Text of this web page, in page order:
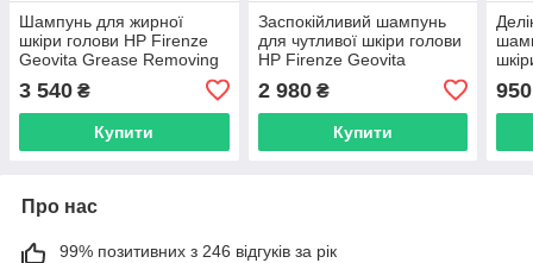
Шампунь для жирної
шкіри голови HP Firenze
Geovita Grease Removing
(01074)
3 540 ₴
Купити
Заспокійливий шампунь
для чутливої шкіри голови
HP Firenze Geovita
Shoothing Shampoo, 1000
мл (1082)
2 980₴
Купити
950
Про нас
99% позитивних з 246 відгуків за рік